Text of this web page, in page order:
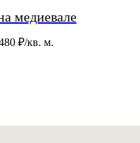
медиевале
₽/кв. м.